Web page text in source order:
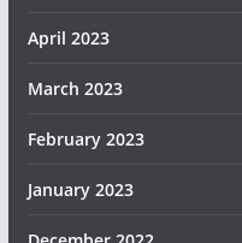
April 2023
March 2023
February 2023
January 2023